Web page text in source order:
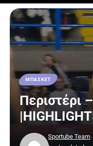
ΜΠΑΣΚΕΤ
Περιστέρι
Sportube Team